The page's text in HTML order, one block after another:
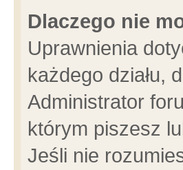
Dlaczego nie
Uprawnienia
każdego działu,
Administrator
którym piszesz
Jeśli nie